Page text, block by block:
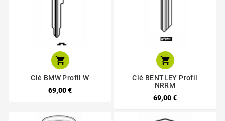

Clé BMW Profil W
69,00 €

Clé BENTLEY Profil
NRRM
69,00 €